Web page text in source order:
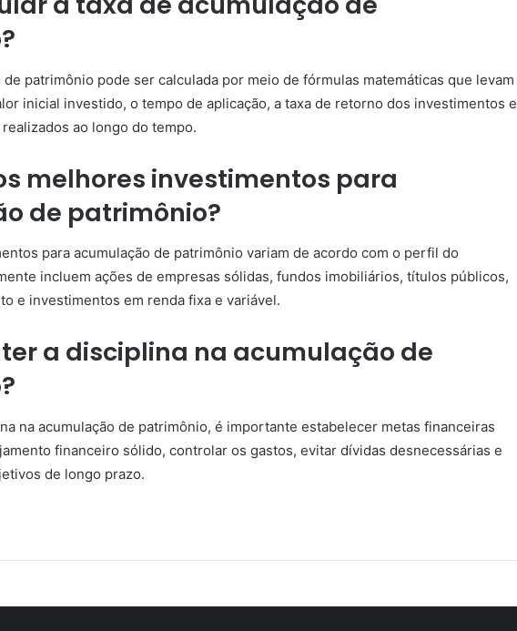
de patrimônio pode ser calculada por meio de fórmulas matemáticas que levam
inicial investido, o tempo de aplicação, a taxa de retorno dos investimentos e
ao longo do tempo.
melhores investimentos para
de patrimônio?
para acumulação de patrimônio variam de acordo com o perfil do
incluem ações de empresas sólidas, fundos imobiliários, títulos públicos,
e investimentos em renda fixa e variável.
a disciplina na acumulação de
na acumulação de patrimônio, é importante estabelecer metas financeiras
financeiro sólido, controlar os gastos, evitar dívidas desnecessárias e
de longo prazo.